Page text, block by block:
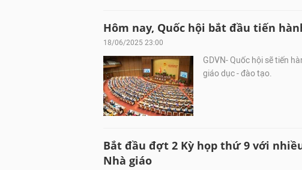
Hôm nay, Quốc hội bắt đầu tiến
18/06/2025 23:00
GDVN- Quốc hội sẽ tiến
giáo dục - đào tạo.
Bắt đầu đợt 2 Kỳ họp thứ 9 với
Nhà giáo